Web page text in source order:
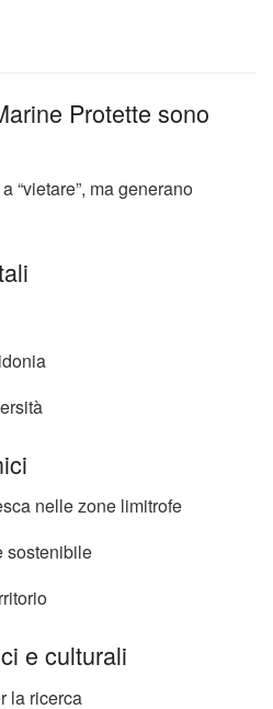
Protette sono
“vietare”, ma generano
nelle zone limitrofe
sostenibile
e culturali
la ricerca